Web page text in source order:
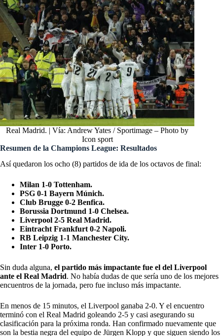
Real Madrid. | Vía: Andrew Yates / Sportimage – Photo by
Icon sport
Resumen de la Champions League: Resultados
Así quedaron los ocho (8) partidos de ida de los octavos de final:
Milan 1-0 Tottenham.
PSG 0-1 Bayern Múnich.
Club Brugge 0-2 Benfica.
Borussia Dortmund 1-0 Chelsea.
Liverpool 2-5 Real Madrid.
Eintracht Frankfurt 0-2 Napoli.
RB Leipzig 1-1 Manchester City.
Inter 1-0 Porto.
Sin duda alguna, el partido más impactante fue el del Liverpool
ante el Real Madrid. No había dudas de que sería uno de los mejores
encuentros de la jornada, pero fue incluso más impactante.
En menos de 15 minutos, el Liverpool ganaba 2-0. Y el encuentro
terminó con el Real Madrid goleando 2-5 y casi asegurando su
clasificación para la próxima ronda. Han confirmado nuevamente que
son la bestia negra del equipo de Jürgen Klopp y que siguen siendo los